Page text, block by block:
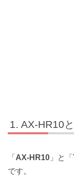
AX-HR10
「 AX-HR10 」と「
です。